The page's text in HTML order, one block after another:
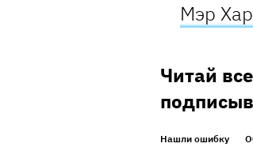
Мэр
Читай
Нашли ошибку